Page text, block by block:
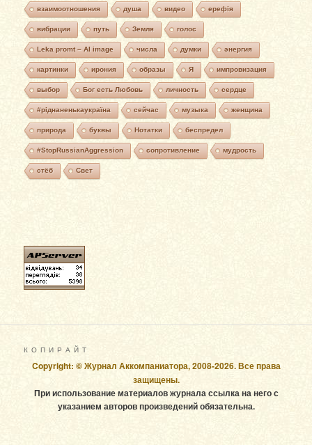
взаимоотношения душа видео ерефія
вибрации путь Земля голос
Leka promt – AI image числа думки энергия
картинки ирония образы Я импровизация
выбор Бог есть Любовь личность сердце
#ріднаненькаукраїна сейчас музыка женщина
природа буквы Нотатки беспредел
#StopRussianAggression сопротивление мудрость
стёб Свет
К О П И Р А Й Т
Copyright: © Журнал Аккомпаниатора, 2008-2026. Все права
защищены.
При использование материалов журнала ссылка на него с
указанием авторов произведений обязательна.